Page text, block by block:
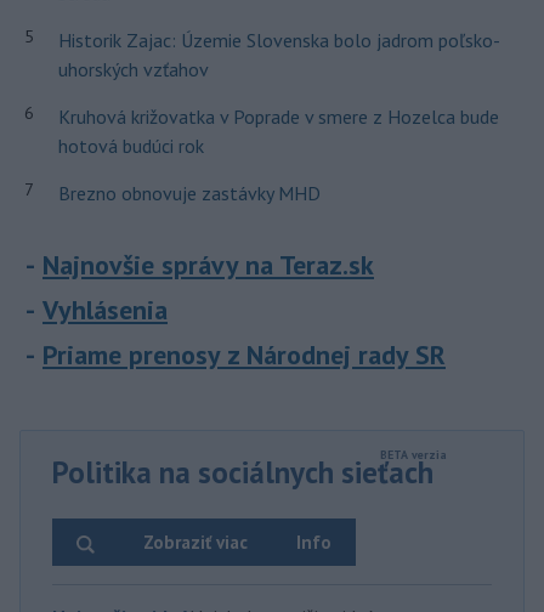
5
Historik Zajac: Územie Slovenska bolo jadrom poľsko-
uhorských vzťahov
6
Kruhová križovatka v Poprade v smere z Hozelca bude
hotová budúci rok
7 Brezno obnovuje zastávky MHD
Najnovšie správy na Teraz.sk
Vyhlásenia
Priame prenosy z Národnej rady SR
Politika na sociálnych sieťach
Info
Zobraziť viac